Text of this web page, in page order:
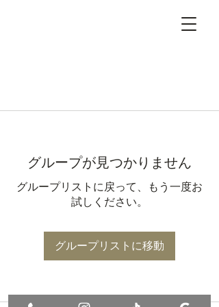
グループが見つかりません
グループリストに戻って、もう一度お
試しください。
グループリストに移動